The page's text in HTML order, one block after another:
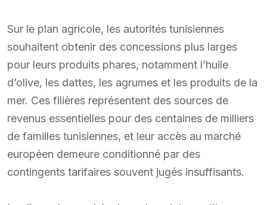
Sur le plan agricole, les autorités tunisiennes
souhaitent obtenir des concessions plus larges
pour leurs produits phares, notamment l’huile
d’olive, les dattes, les agrumes et les produits de la
mer. Ces filières représentent des sources de
revenus essentielles pour des centaines de milliers
de familles tunisiennes, et leur accès au marché
européen demeure conditionné par des
contingents tarifaires souvent jugés insuffisants.